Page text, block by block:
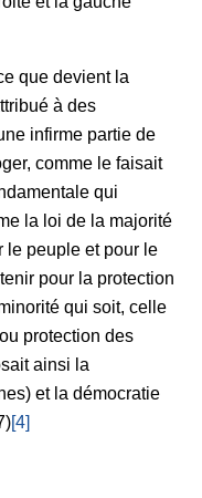
que devient la
à des
infirme partie de
comme le faisait
qui
la loi de la majorité
le peuple et pour le
pour la protection
qui soit, celle
protection des
ainsi la
et la démocratie
[4]